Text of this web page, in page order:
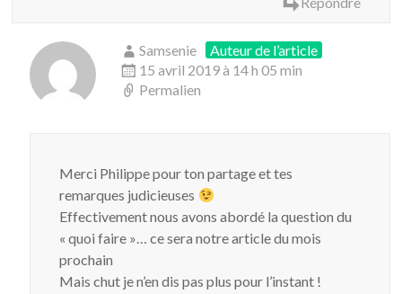
Samsenie
Auteur de l’article
15 avril 2019 à 14 h 05 min
Permalien
Merci Philippe pour ton partage et tes
remarques judicieuses
Effectivement nous avons abordé la question du
« quoi faire »… ce sera notre article du mois
prochain
Mais chut je n’en dis pas plus pour l’instant !